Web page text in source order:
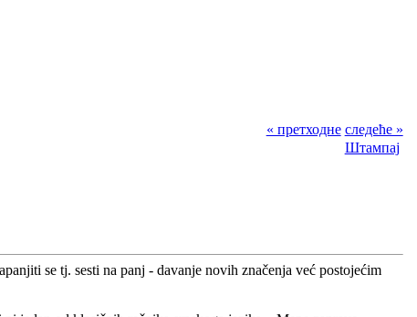
« претходне следеће »
Штампај
se tj. sesti na panj - davanje novih značenja već postojećim